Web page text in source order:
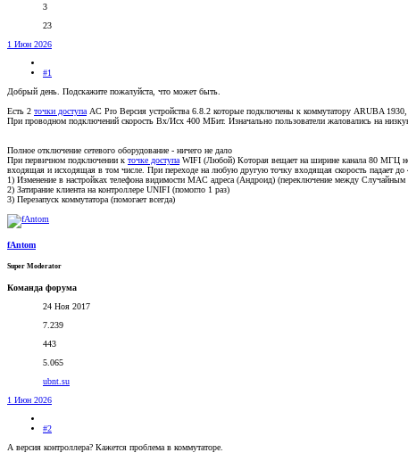
3
23
1 Июн 2026
#1
Добрый день. Подскажите пожалуйста, что может быть.
Есть 2 точки доступа AC Pro Версия устройства 6.8.2 которые подключены к коммутатору ARUBA
При проводном подключений скорость Вх/Исх 400 МБит. Изначально пользователи жаловались на
Полное отключение сетевого оборудование - ничего не дало
При первичном подключении к точке доступа WIFI (Любой) Которая вещает на ширине канала 80 МГЦ
входящая и исходящая в том числе. При переходе на любую другую точку входящая скорость падает до
1) Изменение в настройках телефона видимости MAC адреса (Андроид) (переключение между Случайным
2) Затирание клиента на контроллере UNIFI (помогло 1 раз)
3) Перезапуск коммутатора (помогает всегда)
fAntom
Super Moderator
Команда форума
24 Ноя 2017
7.239
443
5.065
ubnt.su
1 Июн 2026
#2
А версия контроллера? Кажется проблема в коммутаторе.